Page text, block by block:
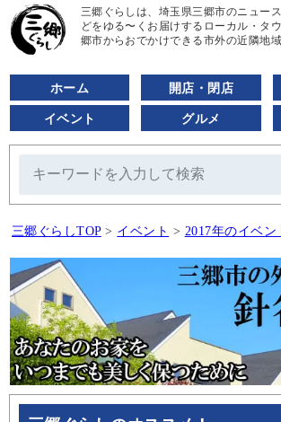
三郷ぐらしは、埼玉県三郷市のニュー
どをゆる〜くお届けするローカル・タ
郷市からおでかけできる市外の近隣地
ホーム 開店・閉店
イベント グルメ
三郷ぐらしTOP > イベント > 2017年のイベン